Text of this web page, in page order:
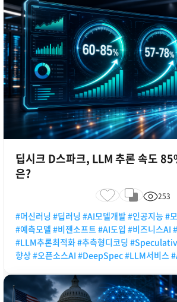
딥시크 D스파크, LLM 추론 속도
은?
253
#머신러닝 #딥러닝 #AI모델개발 #인공지능 #
#예측모델 #비젠소프트 #AI도입 #비즈니스AI
#LLM추론최적화 #추측형디코딩
향상 #오픈소스AI #DeepSpec #LLM서비스